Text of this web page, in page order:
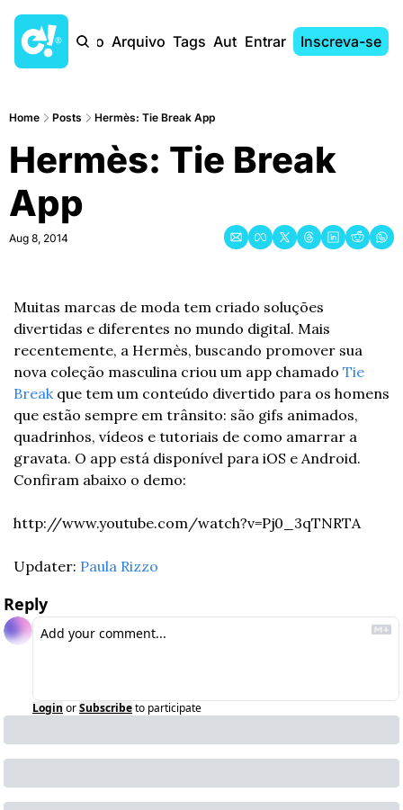
Início Arquivo Tags AutoresEntrar Inscreva-se
Home Posts Hermès: Tie Break App
Hermès: Tie Break
App
Aug 8, 2014
Muitas marcas de moda tem criado soluções
divertidas e diferentes no mundo digital. Mais
recentemente, a Hermès, buscando promover sua
nova coleção masculina criou um app chamado Tie
Break que tem um conteúdo divertido para os homens
que estão sempre em trânsito: são gifs animados,
quadrinhos, vídeos e tutoriais de como amarrar a
gravata. O app está disponível para iOS e Android.
Confiram abaixo o demo:
http://www.youtube.com/watch?v=Pj0_3qTNRTA
Updater: Paula Rizzo
Reply
Login orSubscribeto participate